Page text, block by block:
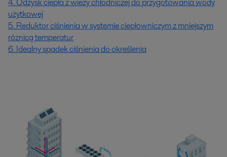
użytkowej
5. Reduktor ciśnienia w systemie ciepłowniczym z mniejszym
różnicą temperatur
6. Idealny spadek ciśnienia do określenia